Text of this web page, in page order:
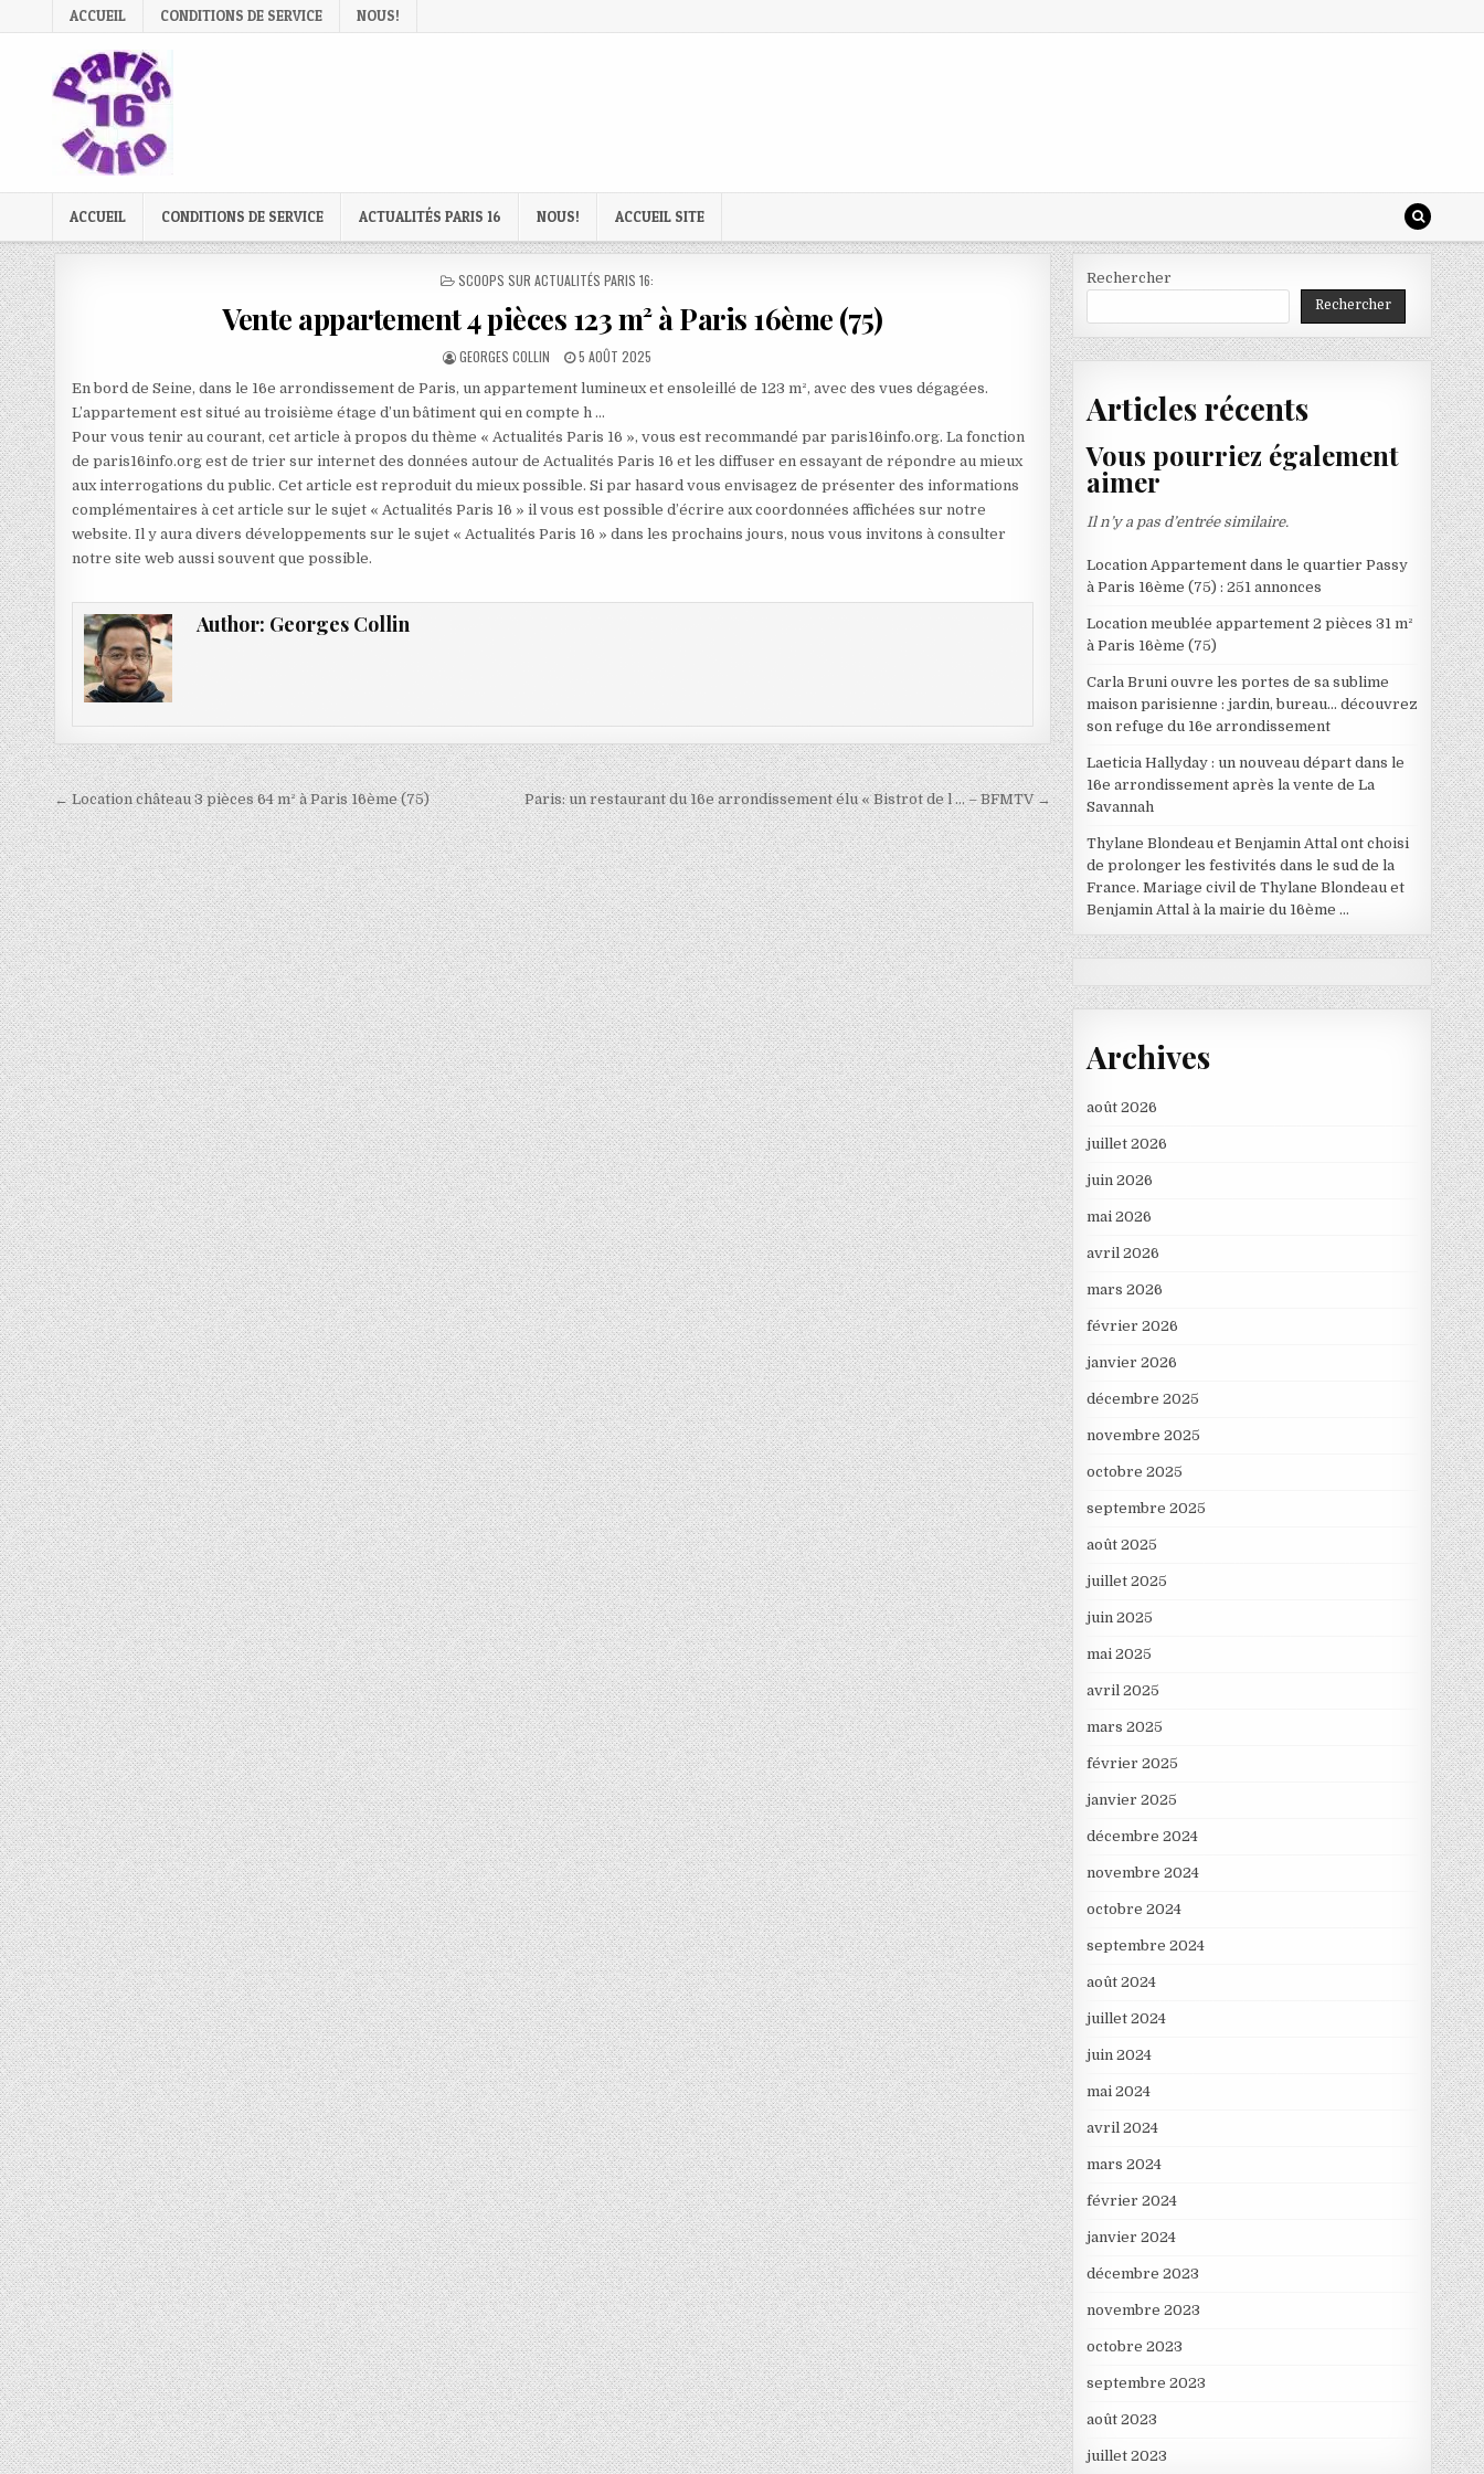
to
ACCUEIL CONDITIONS DE SERVICE NOUS!
ACCUEIL CONDITIONS DE SERVICE ACTUALITÉS PARIS 16 NOUS! ACCUEIL SITE
POSTED
SCOOPS SUR ACTUALITÉS PARIS 16:
Vente appartement 4 pièces 123 m² à Paris 16ème (75)
AUTHOR:
GEORGES COLLIN
PUBLISHED
5 AOÛT 2025
En bord de Seine, dans le 16e arrondissement de Paris, un appartement lumineux et ensoleillé de 123 m², avec des vues dégagées.
L’appartement est situé au troisième étage d’un bâtiment qui en compte h …
Pour vous tenir au courant, cet article à propos du thème « Actualités Paris 16 », vous est recommandé par paris16info.org. La fonction
de paris16info.org est de trier sur internet des données autour de Actualités Paris 16 et les diffuser en essayant de répondre au mieux
aux interrogations du public. Cet article est reproduit du mieux possible. Si par hasard vous envisagez de présenter des informations
complémentaires à cet article sur le sujet « Actualités Paris 16 » il vous est possible d’écrire aux coordonnées affichées sur notre
website. Il y aura divers développements sur le sujet « Actualités Paris 16 » dans les prochains jours, nous vous invitons à consulter
notre site web aussi souvent que possible.
Author: Georges Collin
Navigation
de
l’article
← Location château 3 pièces 64 m² à Paris 16ème (75) Paris: un restaurant du 16e arrondissement élu « Bistrot de l … – BFMTV →
Rechercher
Rechercher
Articles récents
Vous pourriez également
aimer
Il n’y a pas d’entrée similaire.
Location Appartement dans le quartier Passy
à Paris 16ème (75) : 251 annonces
Location meublée appartement 2 pièces 31 m²
à Paris 16ème (75)
Carla Bruni ouvre les portes de sa sublime
maison parisienne : jardin, bureau… découvrez
son refuge du 16e arrondissement
Laeticia Hallyday : un nouveau départ dans le
16e arrondissement après la vente de La
Savannah
Thylane Blondeau et Benjamin Attal ont choisi
de prolonger les festivités dans le sud de la
France. Mariage civil de Thylane Blondeau et
Benjamin Attal à la mairie du 16ème …
Archives
août 2026
juillet 2026
juin 2026
mai 2026
avril 2026
mars 2026
février 2026
janvier 2026
décembre 2025
novembre 2025
octobre 2025
septembre 2025
août 2025
juillet 2025
juin 2025
mai 2025
avril 2025
mars 2025
février 2025
janvier 2025
décembre 2024
novembre 2024
octobre 2024
septembre 2024
août 2024
juillet 2024
juin 2024
mai 2024
avril 2024
mars 2024
février 2024
janvier 2024
décembre 2023
novembre 2023
octobre 2023
septembre 2023
août 2023
juillet 2023